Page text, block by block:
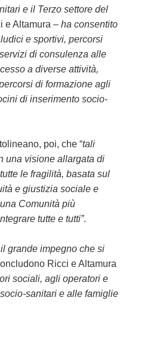
e il Terzo settore del
e Altamura – ha consentito
e sportivi, percorsi
di consulenza alle
a diverse attività,
di formazione agli
di inserimento socio-
poi, che “tali
una visione allargata di
le fragilità, basata sul
e giustizia sociale e
Comunità più
tutte e tutti”.
grande impegno che si
Ricci e Altamura
sociali, agli operatori e
sanitari e alle famiglie